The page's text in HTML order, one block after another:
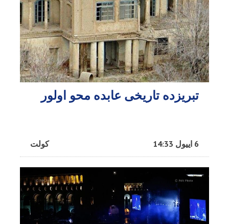
تبریزده تاریخی عابده محو اولور
کولت 6 اییول 14:33